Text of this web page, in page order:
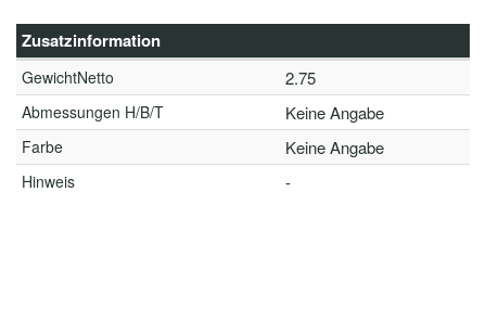
Zusatzinformation
GewichtNetto 2.75
Abmessungen H/B/T Keine Angabe
Farbe Keine Angabe
Hinweis -